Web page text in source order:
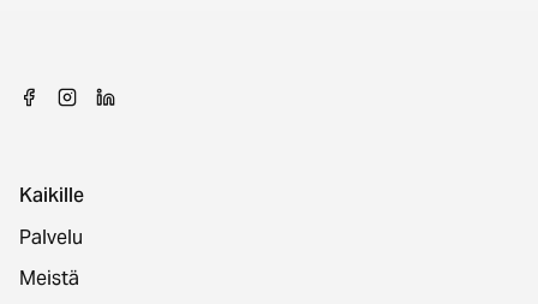
Kaikille
Palvelu
Meistä